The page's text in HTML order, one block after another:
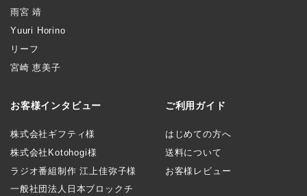
雨宮 靖
Yuuri Horino
リーフ
宮崎 恵美子
お客様インタビュー
株式会社ギフティ様
株式会社Kotohogi様
ラジオ番組制作 江上佳弥子様
一般社団法人日本ブロックチ
ご利用ガイド
はじめての方へ
送料について
お客様レビュー